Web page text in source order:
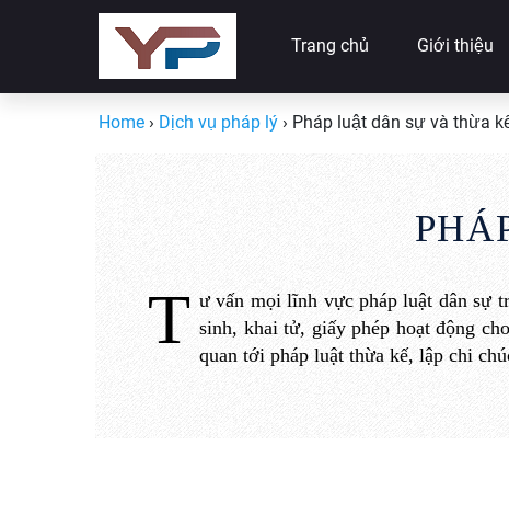
Trang chủ Giới thiệu
Home › Dịch vụ pháp lý › Pháp luật dân sự và thừa
T ư vấn mọi lĩnh vực pháp luật dân sự
sinh, khai tử, giấy phép hoạt động
quan tới pháp luật thừa kế, lập chi